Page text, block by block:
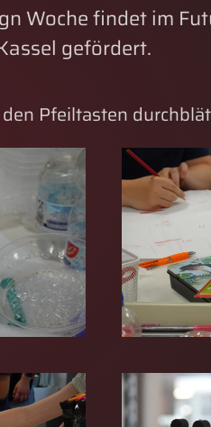
Woche findet im
gefördert.
Pfeiltasten